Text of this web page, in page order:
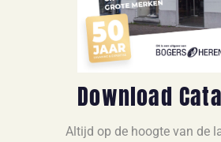
Download
Altijd op de hoogte van de